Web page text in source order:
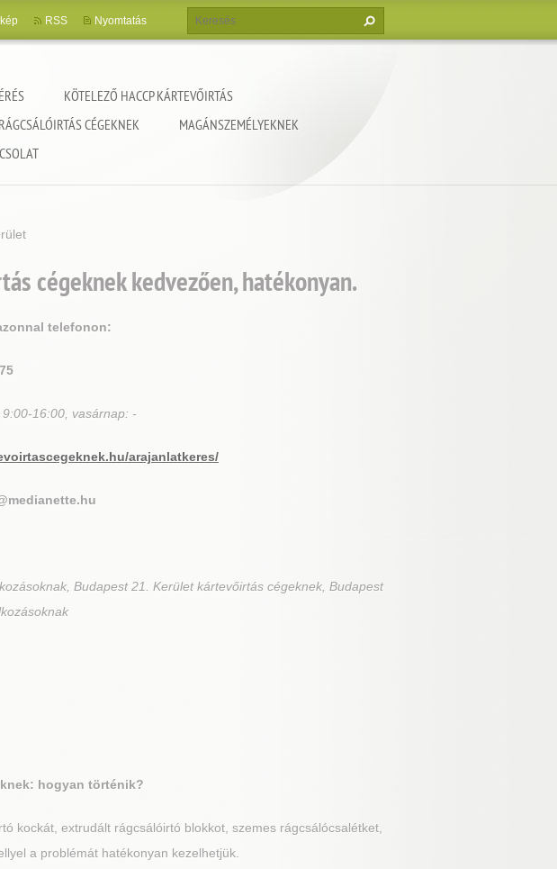
KÖTELEZŐ HACCP KÁRTEVŐIRTÁS
RÁGCSÁLÓIRTÁS CÉGEKNEK
MAGÁNSZEMÉLYEKNEK
RSS Nyomtatás
cégeknek kedvezően, hatékonyan.
telefonon:
16:00, vasárnap: -
arajanlatkeres/
Budapest 21. Kerület kártevőirtás cégeknek, Budapest
hogyan történik?
kockát, extrudált rágcsálóirtó blokkot, szemes rágcsálócsalétket,
a problémát hatékonyan kezelhetjük.